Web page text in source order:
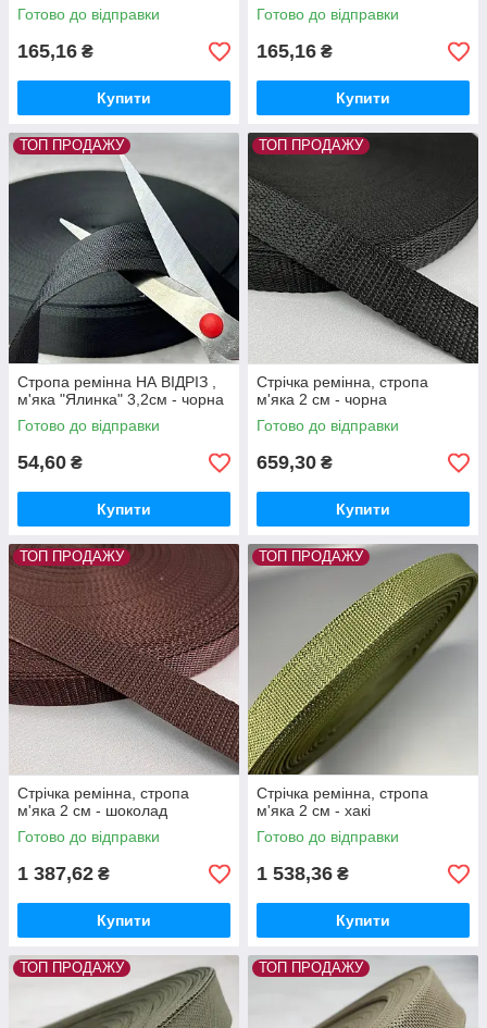
Готово до відправки
165,16 ₴
Купити
Готово до відправки
165,16 ₴
Купити
ТОП ПРОДАЖУ
Стропа ремінна НА ВІДРІЗ ,
м'яка "Ялинка" 3,2см - чорна
Готово до відправки
54,60 ₴
Купити
ТОП ПРОДАЖУ
Стрічка ремінна, стропа
м'яка 2 см - чорна
Готово до відправки
659,30 ₴
Купити
ТОП ПРОДАЖУ
Стрічка ремінна, стропа
м'яка 2 см - шоколад
Готово до відправки
1 387,62 ₴
Купити
ТОП ПРОДАЖУ
Стрічка ремінна, стропа
м'яка 2 см - хакі
Готово до відправки
1 538,36 ₴
Купити
ТОП ПРОДАЖУ ТОП ПРОДАЖУ